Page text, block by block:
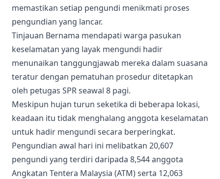
memastikan setiap pengundi menikmati proses
pengundian yang lancar.
Tinjauan Bernama mendapati warga pasukan
keselamatan yang layak mengundi hadir
menunaikan tanggungjawab mereka dalam suasana
teratur dengan pematuhan prosedur ditetapkan
oleh petugas SPR seawal 8 pagi.
Meskipun hujan turun seketika di beberapa lokasi,
keadaan itu tidak menghalang anggota keselamatan
untuk hadir mengundi secara berperingkat.
Pengundian awal hari ini melibatkan 20,607
pengundi yang terdiri daripada 8,544 anggota
Angkatan Tentera Malaysia (ATM) serta 12,063